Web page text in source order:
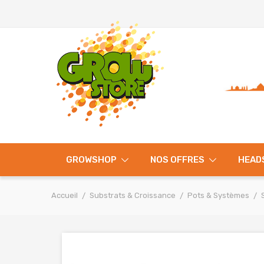
GROWSHOP NOS OFFRES
Accueil Substrats & Croissance Pots & Systèmes